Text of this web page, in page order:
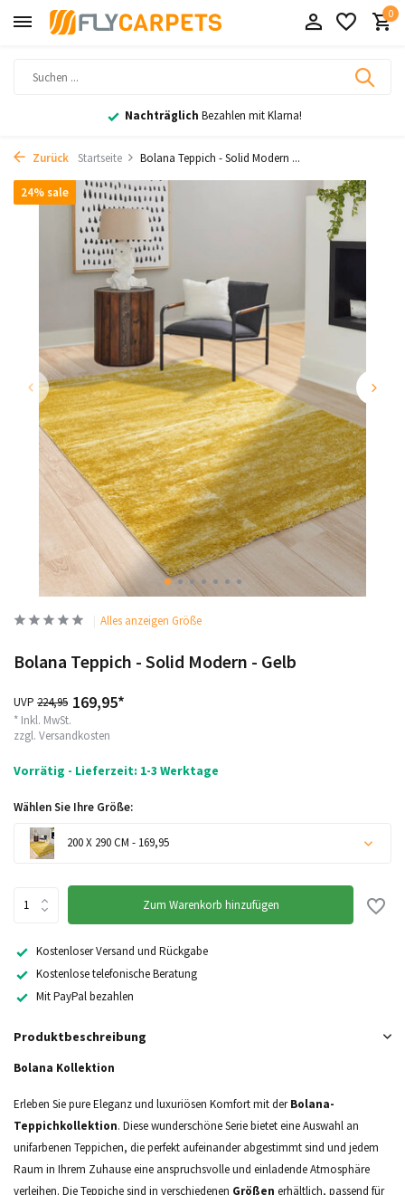
0
Nachträglich Bezahlen mit Klarna!
Zurück Startseite Bolana Teppich - Solid Modern ...
24% sale
Alles anzeigen Größe
Bolana Teppich - Solid Modern - Gelb
UVP 224,95 169,95*
* Inkl. MwSt.
zzgl. Versandkosten
Vorrätig - Lieferzeit: 1-3 Werktage
Wählen Sie Ihre Größe:
200 X 290 CM - 169,95
Nicht auf Lager
Zum Warenkorb hinzufügen
Kostenloser Versand und Rückgabe
Kostenlose telefonische Beratung
Mit PayPal bezahlen
Produktbeschreibung
Bolana Kollektion
Erleben Sie pure Eleganz und luxuriösen Komfort mit derBolana-
Teppichkollektion. Diese wunderschöne Serie bietet eine Auswahl an
unifarbenen Teppichen, die perfekt aufeinander abgestimmt sind und jedem
Raum in Ihrem Zuhause eine anspruchsvolle und einladende Atmosphäre
verleihen. Die Teppiche sind in verschiedenen Größen erhältlich, passend für